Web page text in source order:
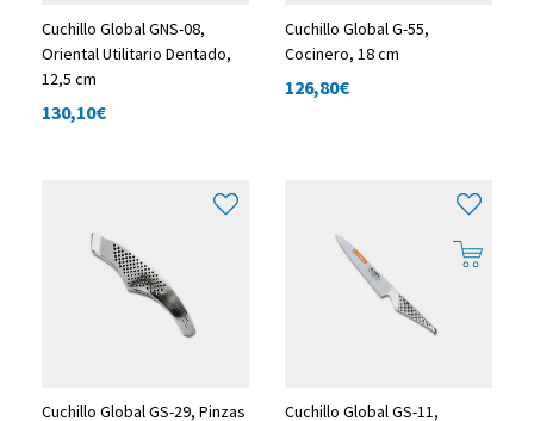
Cuchillo Global GNS-08,
Oriental Utilitario Dentado,
12,5 cm
130,10€
Cuchillo Global G-55,
Cocinero, 18 cm
126,80€
Cuchillo Global GS-29, Pinzas
Cuchillo Global GS-11,